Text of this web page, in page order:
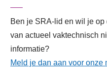
Ben je SRA-lid en wil je
van actueel vaktechnisch
informatie?
Meld je dan aan voor onze